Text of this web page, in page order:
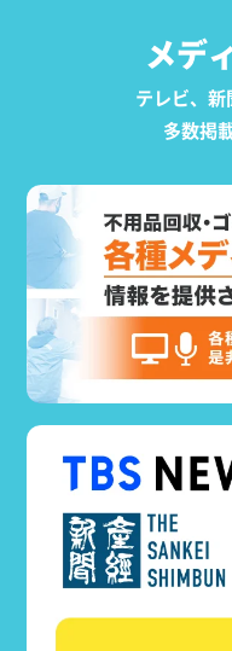
メデ
テレビ、
多数掲